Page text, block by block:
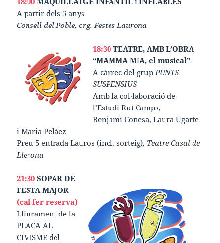
A partir dels 5 anys
Consell del Poble, org. Festes Laurona
18:30 TEATRE, AMB L’OBRA
“MAMMA MIA, el musical”
A càrrec del grup PUNTS
SUSPENSIUS
Amb la col·laboració de
l’Estudi Rut Camps,
Benjamí Conesa, Laura Ugarte
i Maria Pelàez
Preu 5 entrada Lauros (incl. sorteig), Teatre Casal de
Llerona
21:30 SOPAR DE
FESTA MAJOR
(cal fer reserva)
Lliurament de la
PLACA AL
CIVISME del